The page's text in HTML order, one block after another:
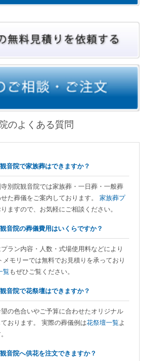
のよくある質問
音院で家族葬はできますか？
別院観音院では家族葬・一日葬・一般葬
た葬儀をご案内しております。 家族葬プ
ますので、お気軽にご相談ください。
音院の葬儀費用はいくらですか？
ラン内容・人数・式場使用料などにより
モリーでは無料でお見積りを承っており
覧 もぜひご覧ください。
音院で花祭壇はできますか？
の色合いやご予算に合わせたオリジナル
おります。 実際の葬儀例は花祭壇一覧 よ
音院へ供花を注文できますか？